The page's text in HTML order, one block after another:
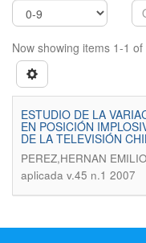
Now showing items 1-1 of
ESTUDIO DE LA
EN POSICIÓN
DE LA TELEVISIÓN
PEREZ,HERNAN EMILIO
aplicada v.45 n.1 2007